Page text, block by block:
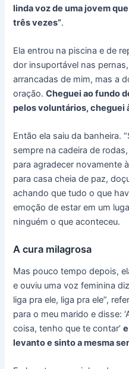
linda voz de uma jovem
três vezes”.
Ela entrou na piscina e de
dor insuportável nas
arrancadas de mim, mas a
oração.Cheguei ao fundo
pelos voluntários, cheguei
Então ela saiu da banheira.
sempre na cadeira de
para agradecer novamente
para casa cheia de paz,
achando que tudo o que
emoção de estar em um
ninguém o que aconteceu.
A cura milagrosa
Mas pouco tempo depois,
e ouviu uma voz feminina
liga pra ele, liga pra ele”,
para o meu marido e disse:
coisa, tenho que te contar’
levanto e sinto a mesma